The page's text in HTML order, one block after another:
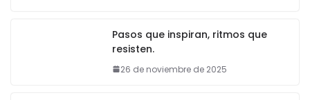
Pasos que inspiran, ritmos que
resisten.
26 de noviembre de 2025